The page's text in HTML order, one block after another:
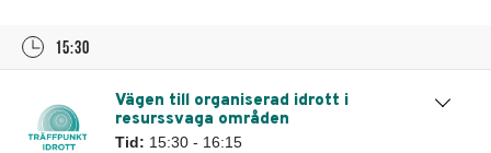
15:30
Vägen till organiserad idrott i
resurssvaga områden
Tid: 15:30 - 16:15